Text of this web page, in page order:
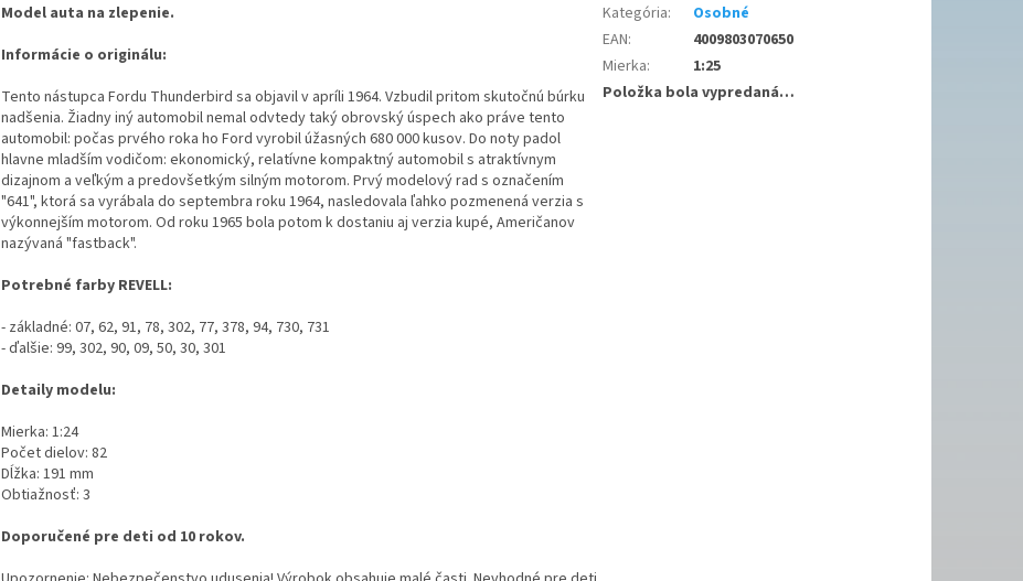
Model auta na zlepenie.
Informácie o originálu:
Tento nástupca Fordu Thunderbird sa objavil v apríli 1964. Vzbudil pritom skutočnú búrku
nadšenia. Žiadny iný automobil nemal odvtedy taký obrovský úspech ako práve tento
automobil: počas prvého roka ho Ford vyrobil úžasných 680 000 kusov. Do noty padol
hlavne mladším vodičom: ekonomický, relatívne kompaktný automobil s atraktívnym
dizajnom a veľkým a predovšetkým silným motorom. Prvý modelový rad s označením
"641", ktorá sa vyrábala do septembra roku 1964, nasledovala ľahko pozmenená verzia s
výkonnejším motorom. Od roku 1965 bola potom k dostaniu aj verzia kupé, Američanov
nazývaná "fastback".
Potrebné farby REVELL:
- základné: 07, 62, 91, 78, 302, 77, 378, 94, 730, 731
- ďalšie: 99, 302, 90, 09, 50, 30, 301
Detaily modelu:
Mierka: 1:24
Počet dielov: 82
Dĺžka: 191 mm
Obtiažnosť: 3
Doporučené pre deti od 10 rokov.
Kategória:
Osobné
EAN:
4009803070650
Mierka:
1:25
Položka bola vypredaná…